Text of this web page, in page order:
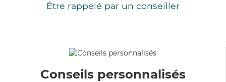
Être rappelé par un conseiller
Conseils personnalisés